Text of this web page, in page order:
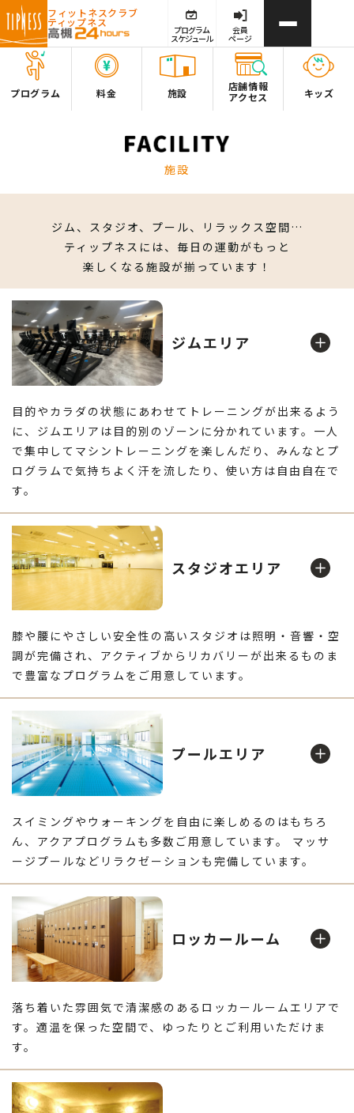
フィットネスクラブ
ティップネス
プログラム
スケジュール
会員
ページ
プログラム 料金 施設
店舗情報
アクセス
キッズ
施設
ジム、スタジオ、プール、リラックス空間…
ティップネスには、毎日の運動がもっと
楽しくなる施設が揃っています！
ジムエリア
目的やカラダの状態にあわせてトレーニングが出来るよう
に、ジムエリアは目的別のゾーンに分かれています。一人
で集中してマシントレーニングを楽しんだり、みんなとプ
ログラムで気持ちよく汗を流したり、使い方は自由自在で
す。
天気に左右されず運動習慣がつきやすい！！
ウエイトマシン
筋トレに集中没頭できる環境です
スタジオエリア
膝や腰にやさしい安全性の高いスタジオは照明・音響・空
調が完備され、アクティブからリカバリーが出来るものま
で豊富なプログラムをご用意しています。
スタジオ
クッションフロアや音響設備が抜群！たのしく運動習慣を
つけたい方に！
プールエリア
スイミングやウォーキングを自由に楽しめるのはもちろ
ん、アクアプログラムも多数ご用意しています。 マッサ
ージプールなどリラクゼーションも完備しています。
プール
ゆったり気持ちよく泳げます。プログラムやレッスンも充
ロッカールーム
落ち着いた雰囲気で清潔感のあるロッカールームエリアで
す。適温を保った空間で、ゆったりとご利用いただけま
す。
ロッカー